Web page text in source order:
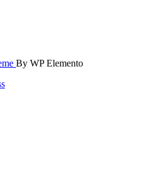
By WP Elemento